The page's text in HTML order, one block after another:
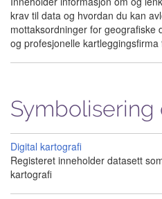
krav til data og hvordan du kan
mottaksordninger for geografiske
og profesjonelle
Symbolisering
Digital kartografi
Registeret inneholder datasett
kartografi